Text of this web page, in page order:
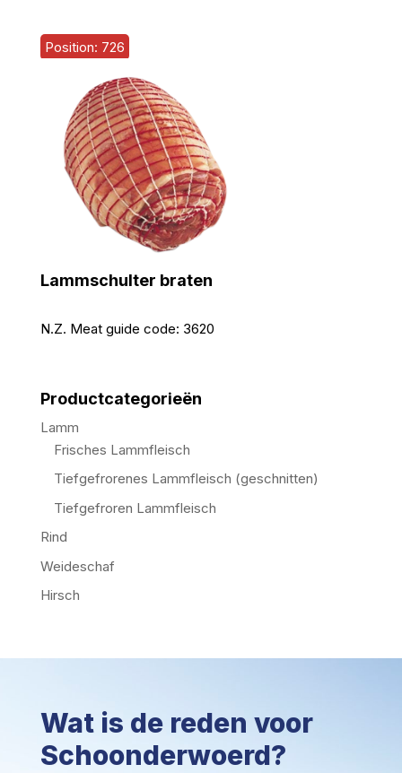
Position: 726
Lammschulter braten
N.Z. Meat guide code: 3620
Productcategorieën
Lamm
Frisches Lammfleisch
Tiefgefrorenes Lammfleisch (geschnitten)
Tiefgefroren Lammfleisch
Rind
Weideschaf
Hirsch
Wat is de reden voor
Schoonderwoerd?